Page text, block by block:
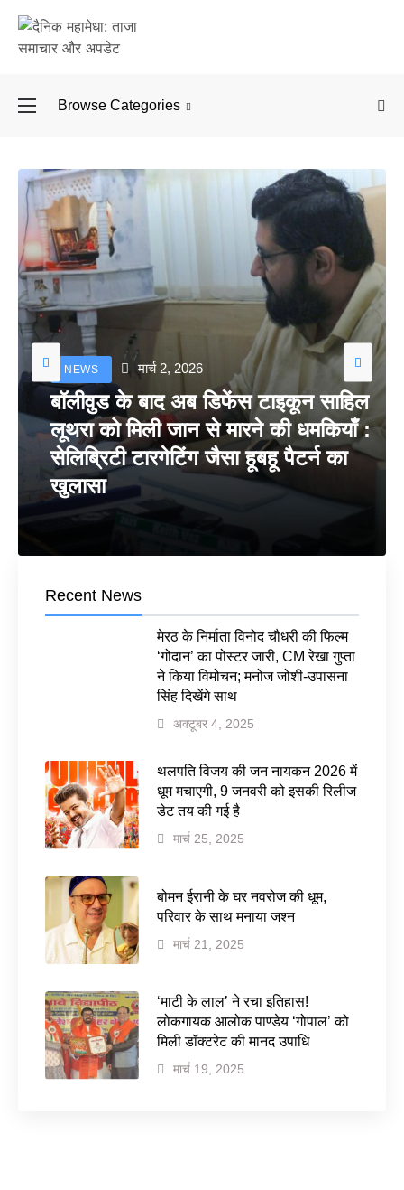
Browse Categories
NEWS मार्च 2, 2026
बॉलीवुड के बाद अब डिफेंस टाइकून साहिल
लूथरा को मिली जान से मारने की धमकियाँ :
सेलिब्रिटी टारगेटिंग जैसा हूबहू पैटर्न का
खुलासा
Recent News
मेरठ के निर्माता विनोद चौधरी की फिल्म
‘गोदान’ का पोस्टर जारी, CM रेखा गुप्ता
ने किया विमोचन; मनोज जोशी-उपासना
सिंह दिखेंगे साथ
अक्टूबर 4, 2025
थलपति विजय की जन नायकन 2026 में
धूम मचाएगी, 9 जनवरी को इसकी रिलीज
डेट तय की गई है
मार्च 25, 2025
बोमन ईरानी के घर नवरोज की धूम,
परिवार के साथ मनाया जश्न
मार्च 21, 2025
‘माटी के लाल’ ने रचा इतिहास!
लोकगायक आलोक पाण्डेय ‘गोपाल’ को
मिली डॉक्टरेट की मानद उपाधि
मार्च 19, 2025